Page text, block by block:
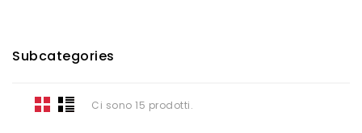
Subcategories
Ci sono 15 prodotti.